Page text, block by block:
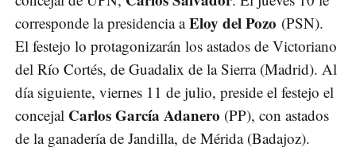
corresponde la presidencia aEloy del Pozo (PSN).
El festejo lo protagonizarán los astados de Victoriano
del Río Cortés, de Guadalix de la Sierra (Madrid). Al
día siguiente, viernes 11 de julio, preside el festejo el
concejal Carlos García Adanero (PP), con astados
de la ganadería de Jandilla, de Mérida (Badajoz).